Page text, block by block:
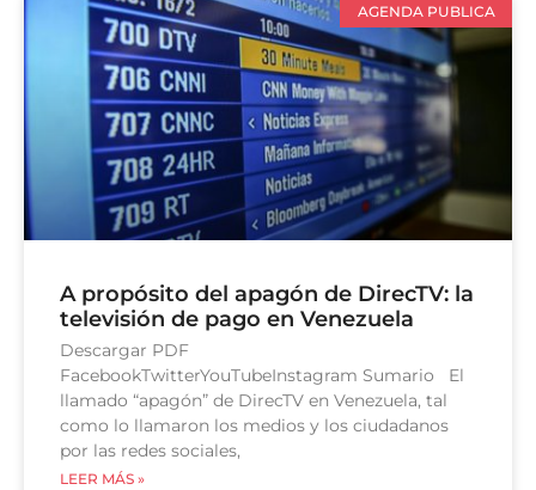
AGENDA PUBLICA
A propósito del apagón de DirecTV: la
televisión de pago en Venezuela
Descargar PDF
FacebookTwitterYouTubeInstagram Sumario El
llamado “apagón” de DirecTV en Venezuela, tal
como lo llamaron los medios y los ciudadanos
por las redes sociales,
LEER MÁS »